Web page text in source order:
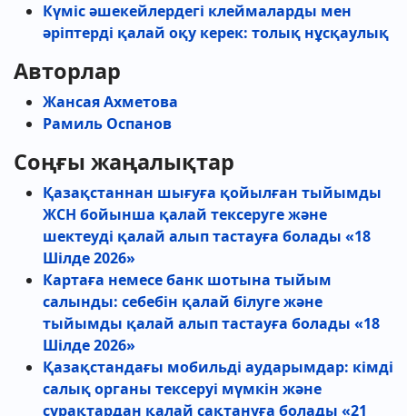
Күміс әшекейлердегі клеймаларды мен
әріптерді қалай оқу керек: толық нұсқаулық
Авторлар
Жансая Ахметова
Рамиль Оспанов
Соңғы жаңалықтар
Қазақстаннан шығуға қойылған тыйымды
ЖСН бойынша қалай тексеруге және
шектеуді қалай алып тастауға болады «18
Шілде 2026»
Картаға немесе банк шотына тыйым
салынды: себебін қалай білуге және
тыйымды қалай алып тастауға болады «18
Шілде 2026»
Қазақстандағы мобильді аударымдар: кімді
салық органы тексеруі мүмкін және
сұрақтардан қалай сақтануға болады «21